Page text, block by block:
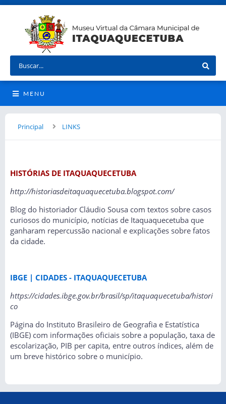
MENU
Principal LINKS
HISTÓRIAS DE ITAQUAQUECETUBA
http://historiasdeitaquaquecetuba.blogspot.com/
Blog do historiador Cláudio Sousa com textos sobre casos
curiosos do município, notícias de Itaquaquecetuba que
ganharam repercussão nacional e explicações sobre fatos
da cidade.
IBGE | CIDADES - ITAQUAQUECETUBA
https://cidades.ibge.gov.br/brasil/sp/itaquaquecetuba/histori
co
Página do Instituto Brasileiro de Geografia e Estatística
(IBGE) com informações oficiais sobre a população, taxa de
escolarização, PIB per capita, entre outros índices, além de
um breve histórico sobre o município.